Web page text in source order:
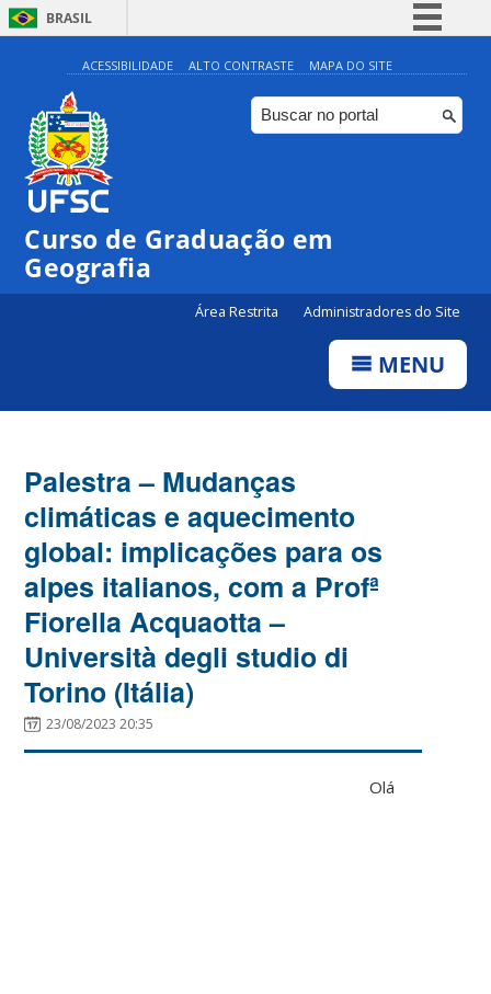
BRASIL
Simplifique!
Comunica BR
Participe
Canais
ACESSIBILIDADE ALTO CONTRASTE MAPA DO SITE
Curso de Graduação em
Geografia
Área Restrita Administradores do Site
MENU
Palestra – Mudanças
climáticas e aquecimento
global: implicações para os
alpes italianos, com a Profª
Fiorella Acquaotta –
Università degli studio di
Torino (Itália)
23/08/2023 20:35
Olá